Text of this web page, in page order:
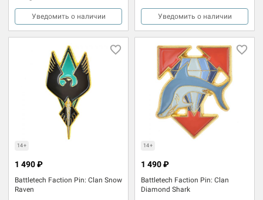
Уведомить о наличии Уведомить о наличии
14+
Battletech Faction Pin: Clan Snow
Raven
1 490 ₽
14+
Battletech Faction Pin: Clan
Diamond Shark
1 490 ₽